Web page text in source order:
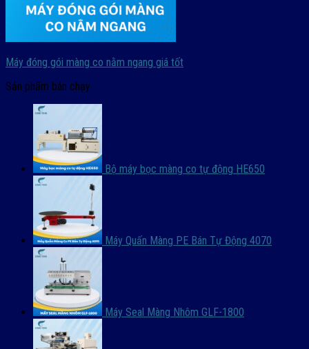
Máy đóng gói màng co nằm ngang giá tốt
Sản phẩm bán chạy
Bộ máy bọc màng co tự động HE650
Máy Quấn Màng PE Bán Tự Động 4070
Máy Seal Màng Nhôm GLF-1800